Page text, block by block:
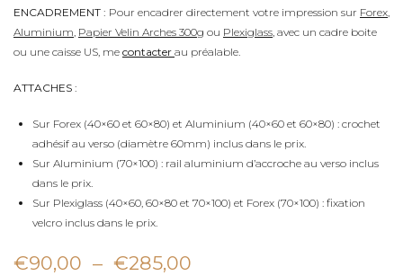
ENCADREMENT : Pour encadrer directement votre impression sur Forex
Aluminium Papier Velin Arches 300g ou Plexiglass , avec un cadre boite
ou une caisse US, me contacter au préalable.
ATTACHES :
Sur Forex (40×60 et 60×80) et Aluminium (40×60 et 60×80) : crochet
adhésif au verso (diamètre 60mm) inclus dans le prix.
Sur Aluminium (70×100) : rail aluminium d’accroche au verso inclus
dans le prix.
Sur Plexiglass (40×60, 60×80 et 70×100) et Forex (70×100) : fixation
velcro inclus dans le prix.
€90,00 – €285,00